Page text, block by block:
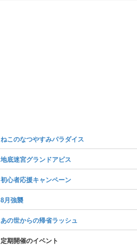
ねこのなつやすみパラダイス
地底迷宮グランドアビス
初心者応援キャンペーン
8月強襲
あの世からの帰省ラッシュ
定期開催のイベント